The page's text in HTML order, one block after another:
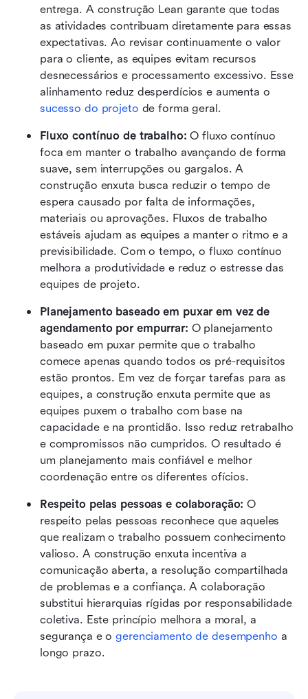
entrega. A construção Lean garante que todas
as atividades contribuam diretamente para essas
expectativas. Ao revisar continuamente o valor
para o cliente, as equipes evitam recursos
desnecessários e processamento excessivo. Esse
sucesso do projeto de forma geral.
Fluxo contínuo de trabalho: O fluxo contínuo
foca em manter o trabalho avançando de forma
suave, sem interrupções ou gargalos. A
construção enxuta busca reduzir o tempo de
espera causado por falta de informações,
materiais ou aprovações. Fluxos de trabalho
estáveis ajudam as equipes a manter o ritmo e a
previsibilidade. Com o tempo, o fluxo contínuo
melhora a produtividade e reduz o estresse das
equipes de projeto.
Planejamento baseado em puxar em vez de
agendamento por empurrar: O planejamento
baseado em puxar permite que o trabalho
comece apenas quando todos os pré-requisitos
estão prontos. Em vez de forçar tarefas para as
equipes, a construção enxuta permite que as
equipes puxem o trabalho com base na
capacidade e na prontidão. Isso reduz retrabalho
e compromissos não cumpridos. O resultado é
um planejamento mais confiável e melhor
coordenação entre os diferentes ofícios.
Respeito pelas pessoas e colaboração: O
respeito pelas pessoas reconhece que aqueles
que realizam o trabalho possuem conhecimento
valioso. A construção enxuta incentiva a
comunicação aberta, a resolução compartilhada
de problemas e a confiança. A colaboração
substitui hierarquias rígidas por responsabilidade
coletiva. Este princípio melhora a moral, a
segurança e o gerenciamento de desempenho a
longo prazo.